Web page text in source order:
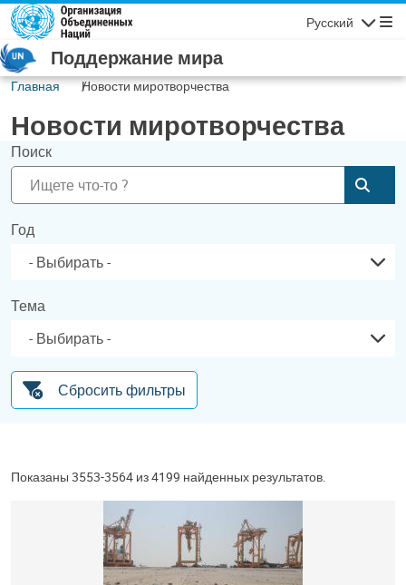
Перейти к основному содержанию
Русский
Поддержание мира
Главная Новости миротворчества
Новости миротворчества
Поиск
Год
Тема
Сбросить фильтры
Показаны 3553-3564 из 4199 найденных результатов.